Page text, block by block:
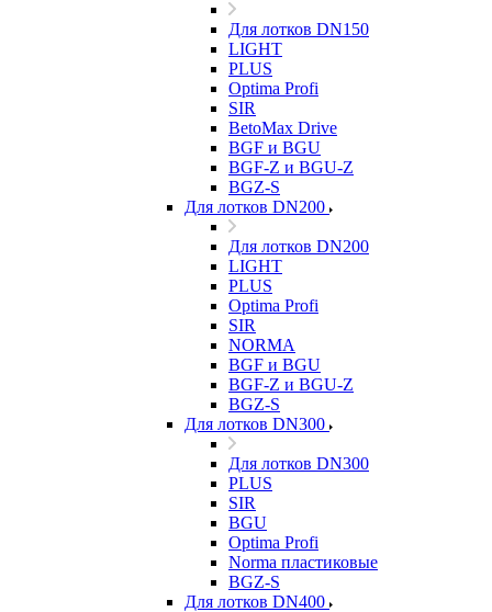
Для лотков DN150
LIGHT
PLUS
Optima Profi
SIR
BetoMax Drive
BGF и BGU
BGF-Z и BGU-Z
BGZ-S
Для лотков DN200
Для лотков DN200
LIGHT
PLUS
Optima Profi
SIR
NORMA
BGF и BGU
BGF-Z и BGU-Z
BGZ-S
Для лотков DN300
Для лотков DN300
PLUS
SIR
BGU
Optima Profi
Norma пластиковые
BGZ-S
Для лотков DN400